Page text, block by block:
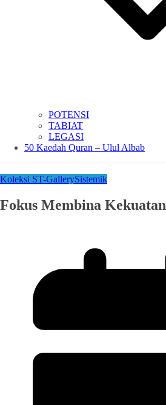
POTENSI
TABIAT
LEGASI
50 Kaedah Quran – Ulul Albab
Koleksi ST-GallerySistemik
Fokus Membina Kekuatan